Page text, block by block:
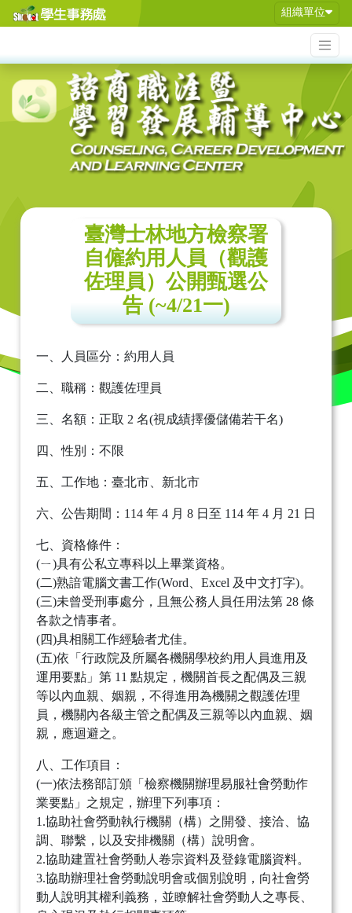
組織單位
臺灣士林地方檢察署
自僱約用人員（觀護
佐理員）公開甄選公
告 (~4/21一)
一、人員區分：約用人員
二、職稱：觀護佐理員
三、名額：正取 2 名(視成績擇優儲備若干名)
四、性別：不限
五、工作地：臺北市、新北市
六、公告期間：114 年 4 月 8 日至 114 年 4 月 21 日
七、資格條件：
(ㄧ)具有公私立專科以上畢業資格。
(二)熟諳電腦文書工作(Word、Excel 及中文打字)。
(三)未曾受刑事處分，且無公務人員任用法第 28 條
各款之情事者。
(四)具相關工作經驗者尤佳。
(五)依「行政院及所屬各機關學校約用人員進用及
運用要點」第 11 點規定，機關首長之配偶及三親
等以內血親、姻親，不得進用為機關之觀護佐理
員，機關內各級主管之配偶及三親等以內血親、姻
親，應迴避之。
八、工作項目：
(一)依法務部訂頒「檢察機關辦理易服社會勞動作
業要點」之規定，辦理下列事項：
1.協助社會勞動執行機關（構）之開發、接洽、協
調、聯繫，以及安排機關（構）說明會。
2.協助建置社會勞動人卷宗資料及登錄電腦資料。
3.協助辦理社會勞動說明會或個別說明，向社會勞
動人說明其權利義務，並瞭解社會勞動人之專長、